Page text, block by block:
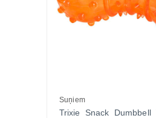
Suņiem
Trixie Snack Dumbbell